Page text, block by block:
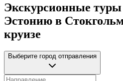
Экскурсионные
Эстонию в
круизе
Выберите город отправления